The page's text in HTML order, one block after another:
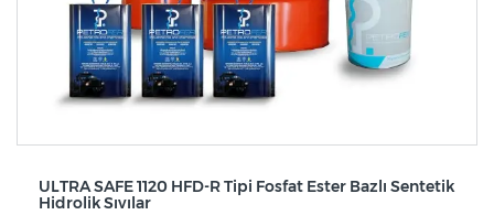
ULTRA SAFE 1120 HFD-R Tipi Fosfat Ester Bazlı Sentetik
Hidrolik Sıvılar